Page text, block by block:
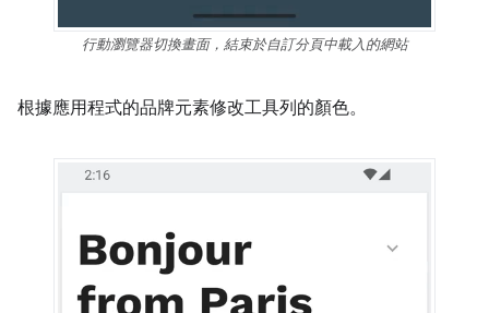
行動瀏覽器切換畫面，結束於自訂分頁中載入的網站
根據應用程式的品牌元素修改工具列的顏色。